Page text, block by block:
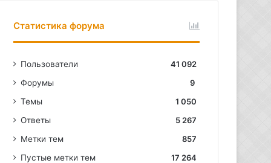
Статистика форума
Пользователи
41 092
Форумы
9
Темы
1 050
Ответы
5 267
Метки тем
857
Пустые метки тем
17 264